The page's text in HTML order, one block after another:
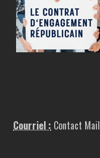
Courriel : Contact Mail